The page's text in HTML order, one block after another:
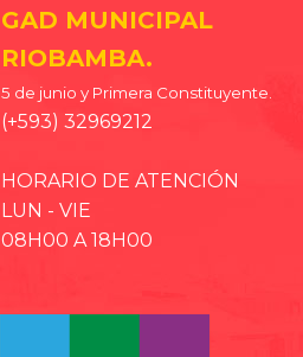
GAD MUNICIPAL
RIOBAMBA.
5 de junio y Primera Constituyente.
(+593) 32969212
HORARIO DE ATENCIÓN
LUN - VIE
08H00 A 18H00